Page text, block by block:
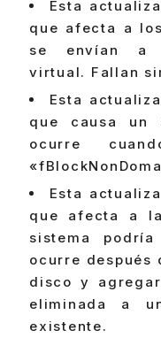
Esta
que afecta a
se envían a
virtual. Fallan
Esta
que causa un
ocurre
Esta
que afecta a
sistema
ocurre después
disco y
eliminada a
existente.